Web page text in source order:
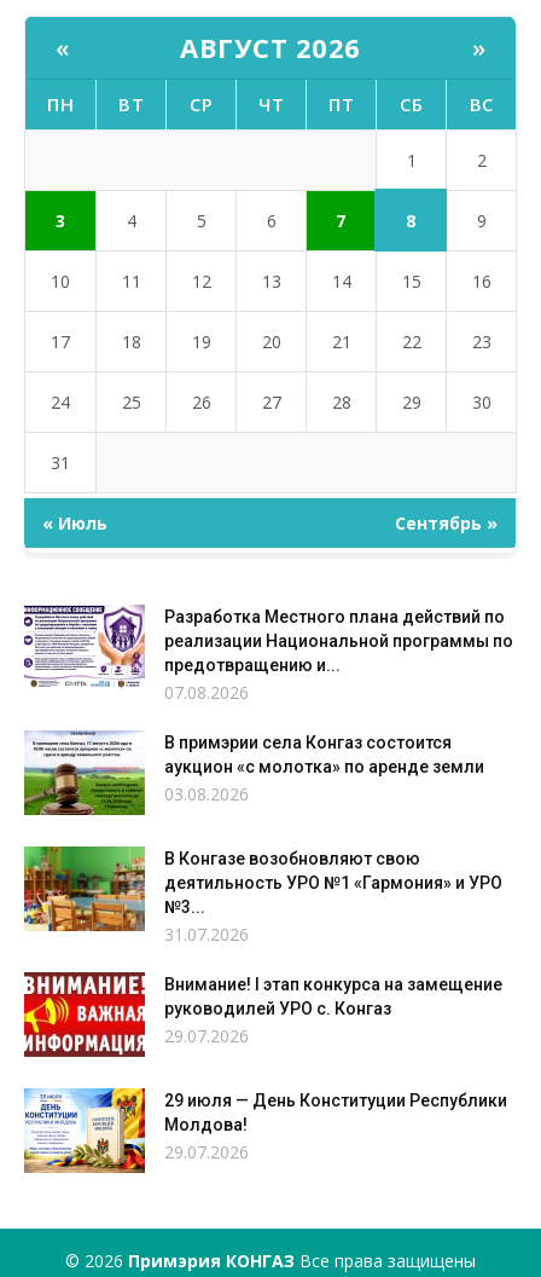
« АВГУСТ 2026 »
ПН ВТ СР ЧТ ПТ СБ ВС
1 2
3 4 5 6 7 8 9
10 11 12 13 14 15 16
17 18 19 20 21 22 23
24 25 26 27 28 29 30
31
« Июль Сентябрь »
Разработка Местного плана действий по
реализации Национальной программы по
предотвращению и...
07.08.2026
В примэрии села Конгаз состоится
аукцион «с молотка» по аренде земли
03.08.2026
В Конгазе возобновляют свою
деятильность УРО №1 «Гармония» и УРО
№3...
31.07.2026
Внимание! I этап конкурса на замещение
руководилей УРО с. Конгаз
29.07.2026
29 июля — День Конституции Республики
Молдова!
29.07.2026
© 2026 Примэрия КОНГАЗ Все права защищены